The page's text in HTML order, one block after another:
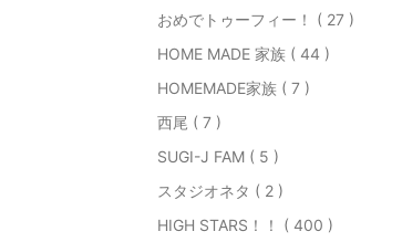
おめでトゥーフィー！ ( 27 )
HOME MADE 家族 ( 44 )
HOMEMADE家族 ( 7 )
西尾 ( 7 )
SUGI-J FAM ( 5 )
スタジオネタ ( 2 )
HIGH STARS！！ ( 400 )